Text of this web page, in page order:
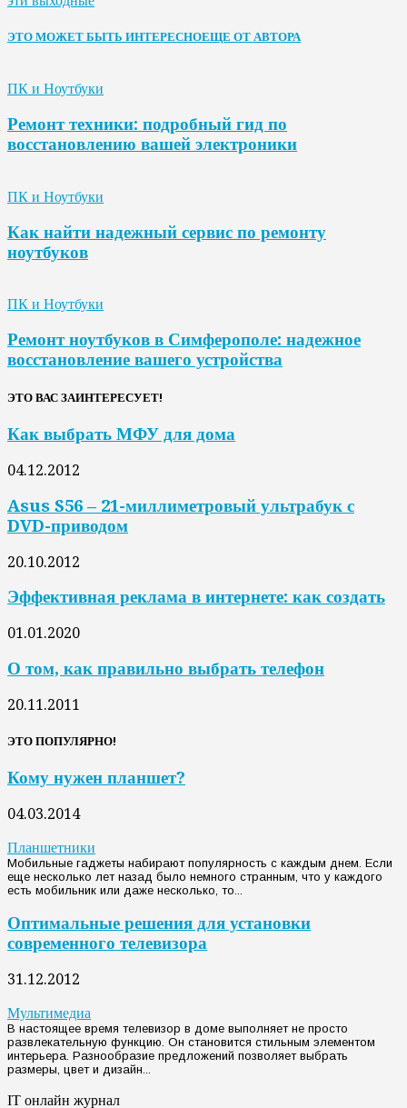
ЭТО МОЖЕТ БЫТЬ ИНТЕРЕСНОЕЩЕ ОТ АВТОРА
ПК и Ноутбуки
Ремонт техники: подробный гид по
восстановлению вашей электроники
ПК и Ноутбуки
Как найти надежный сервис по ремонту
ноутбуков
ПК и Ноутбуки
Ремонт ноутбуков в Симферополе: надежное
восстановление вашего устройства
ЭТО ВАС ЗАИНТЕРЕСУЕТ!
Как выбрать МФУ для дома
04.12.2012
Asus S56 – 21-миллиметровый ультрабук с
DVD-приводом
20.10.2012
Эффективная реклама в интернете: как создать
01.01.2020
О том, как правильно выбрать телефон
20.11.2011
ЭТО ПОПУЛЯРНО!
Кому нужен планшет?
04.03.2014
Планшетники
Мобильные гаджеты набирают популярность с каждым днем. Если
еще несколько лет назад было немного странным, что у каждого
есть мобильник или даже несколько, то...
Оптимальные решения для установки
современного телевизора
31.12.2012
Мультимедиа
В настоящее время телевизор в доме выполняет не просто
развлекательную функцию. Он становится стильным элементом
интерьера. Разнообразие предложений позволяет выбрать
размеры, цвет и дизайн...
IT онлайн журнал